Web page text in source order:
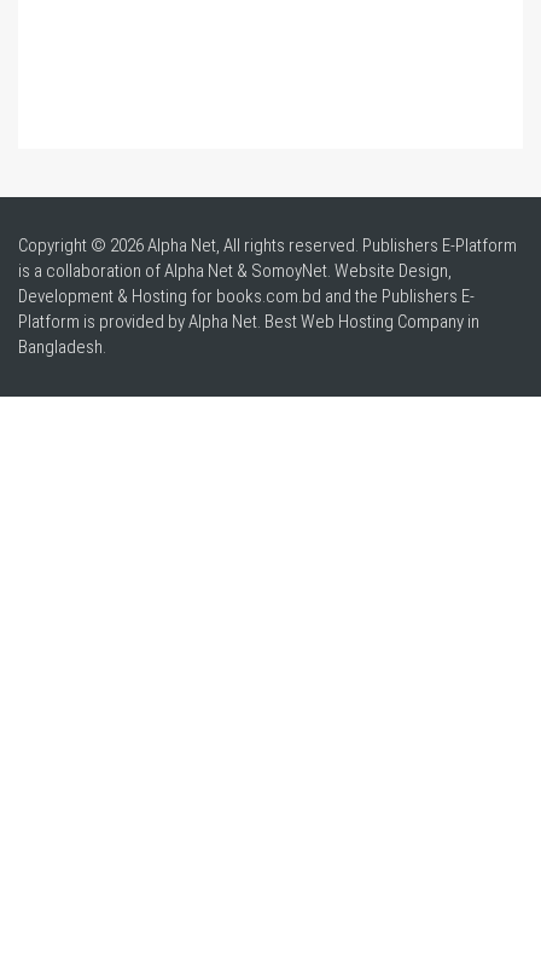
Copyright © 2026 Alpha Net, All rights reserved. Publishers E-Platform
is a collaboration of Alpha Net & SomoyNet. Website Design,
Development & Hosting for books.com.bd and the Publishers E-
Platform is provided by Alpha Net. BestWeb Hosting Company in
Bangladesh.